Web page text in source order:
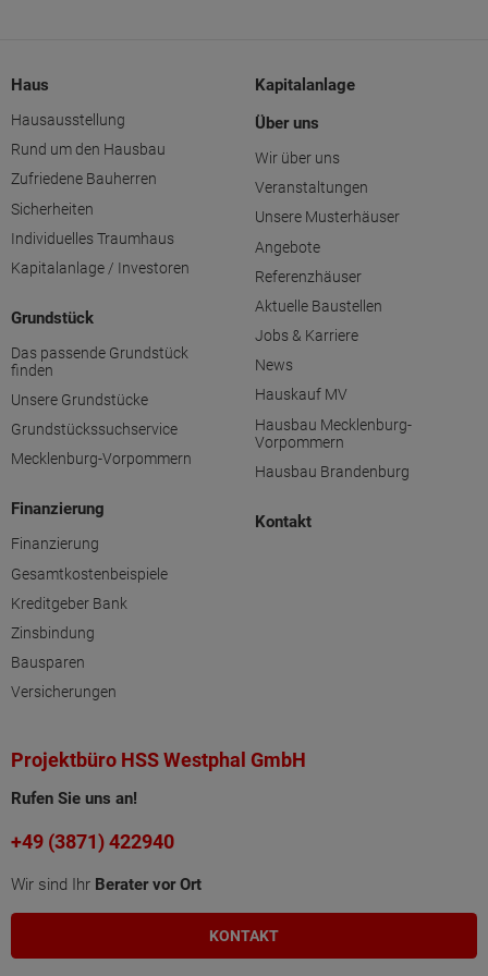
Haus
Hausausstellung
Rund um den Hausbau
Zufriedene Bauherren
Sicherheiten
Individuelles Traumhaus
Kapitalanlage / Investoren
Grundstück
Das passende Grundstück
finden
Unsere Grundstücke
Grundstückssuchservice
Mecklenburg-Vorpommern
Finanzierung
Finanzierung
Gesamtkostenbeispiele
Kreditgeber Bank
Zinsbindung
Bausparen
Versicherungen
Kapitalanlage
Über uns
Wir über uns
Veranstaltungen
Unsere Musterhäuser
Angebote
Referenzhäuser
Aktuelle Baustellen
Jobs & Karriere
News
Hauskauf MV
Hausbau Mecklenburg-
Vorpommern
Hausbau Brandenburg
Kontakt
Projektbüro HSS Westphal GmbH
Rufen Sie uns an!
+49 (3871) 422940
Wir sind Ihr Berater vor Ort
KONTAKT